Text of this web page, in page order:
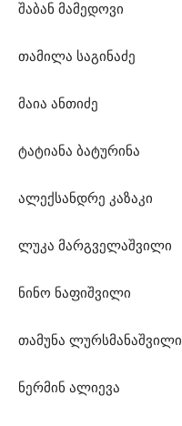
შაბან მამედოვი
თამილა საგინაძე
მაია ანთიძე
ტატიანა ბატურინა
ალექსანდრე კაზაკი
ლუკა მარგველაშვილი
ნინო ნაფიშვილი
თამუნა ლურსმანაშვილი
ნერმინ ალიევა